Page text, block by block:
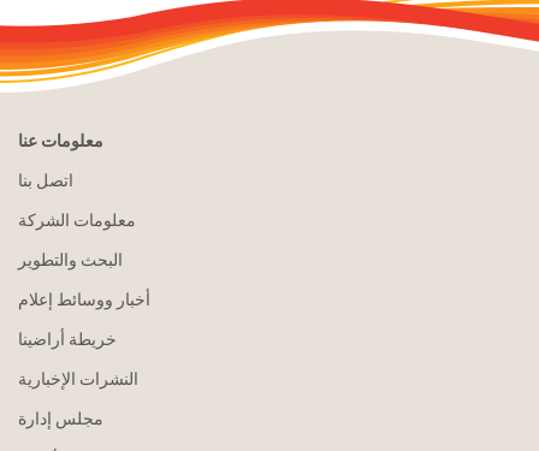
معلومات عنا
اتصل بنا
معلومات الشركة
البحث والتطوير
أخبار ووسائط إعلام
خريطة أراضينا
النشرات الإخبارية
مجلس إدارة